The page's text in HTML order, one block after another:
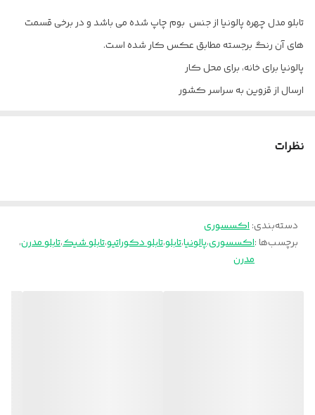
تابلو مدل چهره پالونیا از جنس بوم چاپ شده می باشد و در برخی قسمت
های آن رنگ برجسته مطابق عکس کار شده است.
پالونیا برای خانه، برای محل کار
ارسال از قزوین به سراسر کشور
نظرات
دسته‌بندی:اکسسوری
برچسب‌ها :اکسسوری،پالونیا،تابلو،تابلو دکوراتیو،تابلو شیک،تابلو مدرن،
مدرن